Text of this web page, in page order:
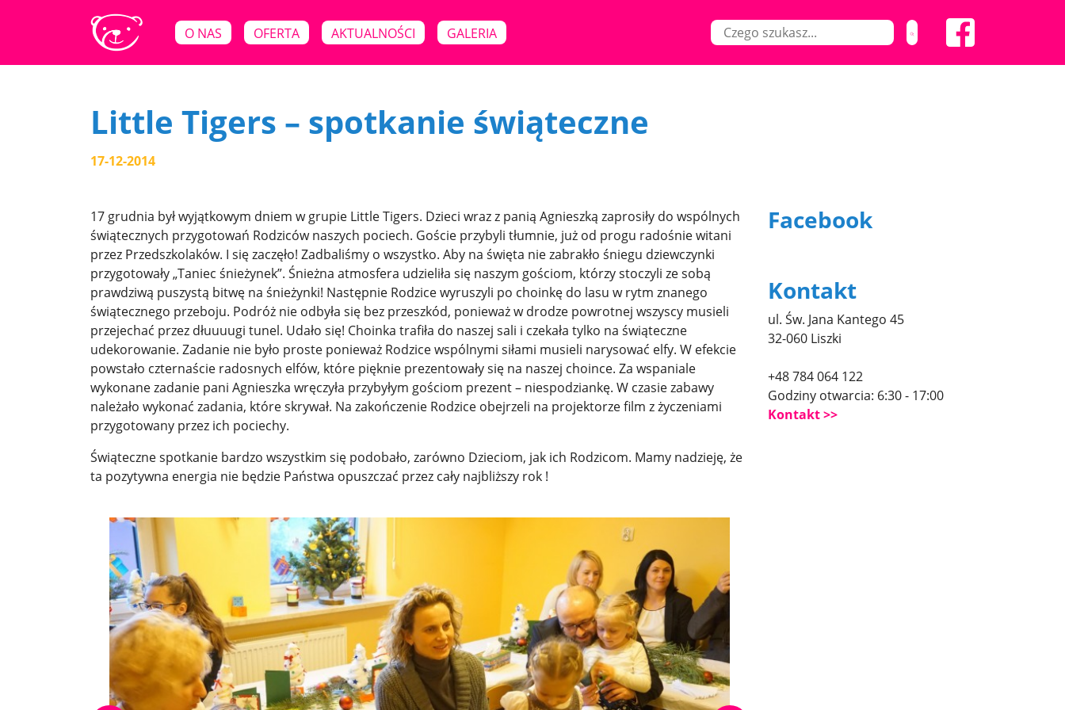
O NAS OFERTA AKTUALNOŚCI GALERIA
Little Tigers – spotkanie świąteczne
17-12-2014
17 grudnia był wyjątkowym dniem w grupie Little Tigers. Dzieci wraz z panią Agnieszką zaprosiły do wspólnych
świątecznych przygotowań Rodziców naszych pociech. Goście przybyli tłumnie, już od progu radośnie witani
przez Przedszkolaków. I się zaczęło! Zadbaliśmy o wszystko. Aby na święta nie zabrakło śniegu dziewczynki
przygotowały „Taniec śnieżynek”. Śnieżna atmosfera udzieliła się naszym gościom, którzy stoczyli ze sobą
prawdziwą puszystą bitwę na śnieżynki! Następnie Rodzice wyruszyli po choinkę do lasu w rytm znanego
świątecznego przeboju. Podróż nie odbyła się bez przeszkód, ponieważ w drodze powrotnej wszyscy musieli
przejechać przez dłuuuugi tunel. Udało się! Choinka trafiła do naszej sali i czekała tylko na świąteczne
udekorowanie. Zadanie nie było proste ponieważ Rodzice wspólnymi siłami musieli narysować elfy. W efekcie
powstało czternaście radosnych elfów, które pięknie prezentowały się na naszej choince. Za wspaniale
wykonane zadanie pani Agnieszka wręczyła przybyłym gościom prezent – niespodziankę. W czasie zabawy
należało wykonać zadania, które skrywał. Na zakończenie Rodzice obejrzeli na projektorze film z życzeniami
przygotowany przez ich pociechy.
Świąteczne spotkanie bardzo wszystkim się podobało, zarówno Dzieciom, jak ich Rodzicom. Mamy nadzieję, że
ta pozytywna energia nie będzie Państwa opuszczać przez cały najbliższy rok !
Facebook
Kontakt
ul. Św. Jana Kantego 45
32-060 Liszki
+48 784 064 122
Godziny otwarcia: 6:30 - 17:00
Kontakt